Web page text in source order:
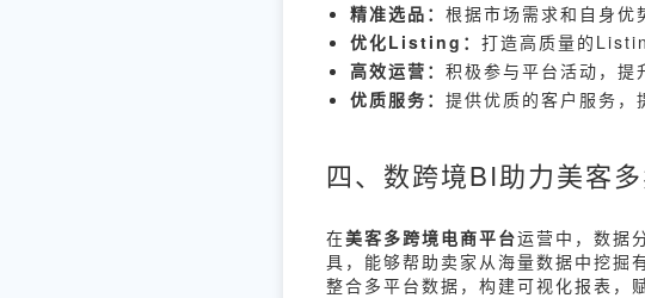
精准选品： 根据市场需求和自身优
优化Listing： 打造高质量的
高效运营： 积极参与平台活动，提
优质服务： 提供优质的客户服务，
四、数跨境BI助力美客
在美客多跨境电商平台运营中，数据
具，能够帮助卖家从海量数据中挖掘
整合多平台数据，构建可视化报表，